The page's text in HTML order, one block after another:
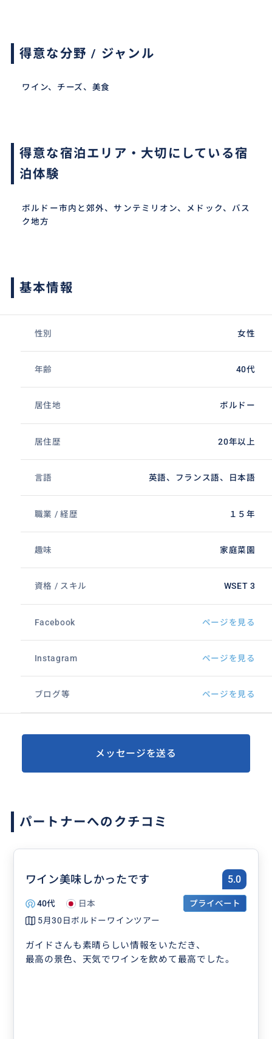
得意な分野 / ジャンル
ワイン、チーズ、美食
得意な宿泊エリア・大切にしている宿
泊体験
ボルドー市内と郊外、サンテミリオン、メドック、バス
ク地方
基本情報
性別 女性
年齢 40代
居住地 ボルドー
居住歴 20年以上
言語 英語、フランス語、日本語
職業 / 経歴 １５年
趣味 家庭菜園
資格 / スキル WSET 3
Facebook ページを見る
Instagram ページを見る
ブログ等 ページを見る
メッセージを送る
パートナーへのクチコミ
ワイン美味しかったです 5.0
40代 日本
プライベート
5月30日ボルドーワインツアー
ガイドさんも素晴らしい情報をいただき、
最高の景色、天気でワインを飲めて最高でした。